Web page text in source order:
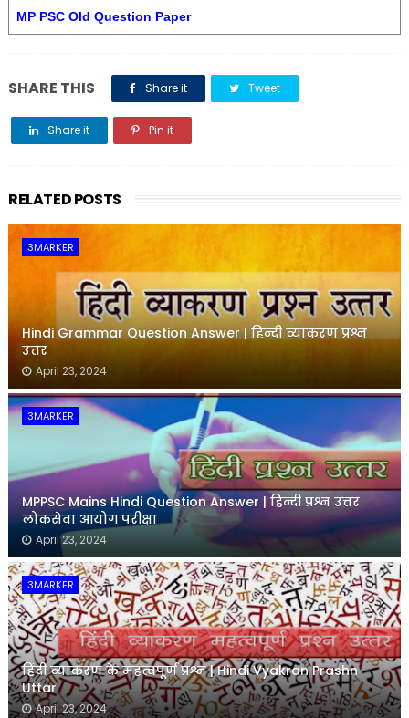
MP PSC Old Question Paper
SHARE THIS Share it Tweet
Share it Pin it
RELATED POSTS
3MARKER
Hindi Grammar Question Answer | हिन्दी व्याकरण प्रश्न
उत्तर
April 23, 2024
3MARKER
MPPSC Mains Hindi Question Answer | हिन्दी प्रश्न उत्तर
लोकसेवा आयोग परीक्षा
April 23, 2024
3MARKER
हिंदी व्याकरण के महत्वपूर्ण प्रश्न | Hindi Vyakran Prashn
Uttar
April 23, 2024